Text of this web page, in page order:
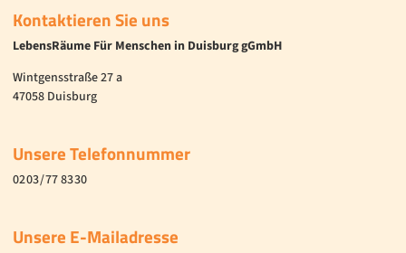
Kontaktieren Sie uns
LebensRäume Für Menschen in Duisburg gGmbH
Wintgensstraße 27 a
47058 Duisburg
Unsere Telefonnummer
02 03 / 77 83 30
Unsere E-Mailadresse